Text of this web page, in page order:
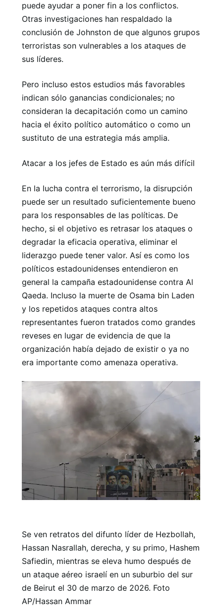
puede ayudar a poner fin a los conflictos.
Otras investigaciones han respaldado la
conclusión de Johnston de que algunos grupos
terroristas son vulnerables a los ataques de
sus líderes.
Pero incluso estos estudios más favorables
indican sólo ganancias condicionales; no
consideran la decapitación como un camino
hacia el éxito político automático o como un
sustituto de una estrategia más amplia.
Atacar a los jefes de Estado es aún más difícil
En la lucha contra el terrorismo, la disrupción
puede ser un resultado suficientemente bueno
para los responsables de las políticas. De
hecho, si el objetivo es retrasar los ataques o
degradar la eficacia operativa, eliminar el
liderazgo puede tener valor. Así es como los
políticos estadounidenses entendieron en
general la campaña estadounidense contra Al
Qaeda. Incluso la muerte de Osama bin Laden
y los repetidos ataques contra altos
representantes fueron tratados como grandes
reveses en lugar de evidencia de que la
organización había dejado de existir o ya no
era importante como amenaza operativa.
Se ven retratos del difunto líder de Hezbollah,
Hassan Nasrallah, derecha, y su primo, Hashem
Safiedin, mientras se eleva humo después de
un ataque aéreo israelí en un suburbio del sur
de Beirut el 30 de marzo de 2026. Foto
AP/Hassan Ammar